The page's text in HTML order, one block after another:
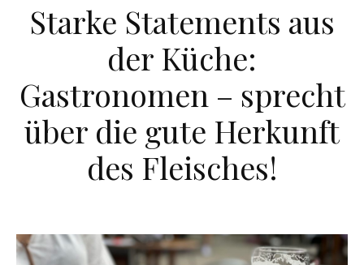
Starke Statements aus
der Küche:
Gastronomen – sprecht
über die gute Herkunft
des Fleisches!